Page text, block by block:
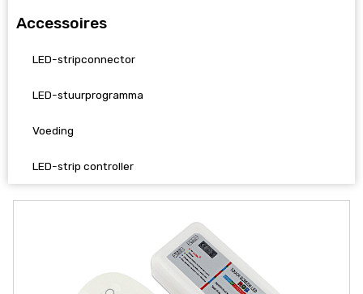
Accessoires
LED-stripconnector
LED-stuurprogramma
Voeding
LED-strip controller